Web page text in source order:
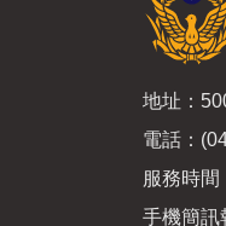
地址：
電話：
服務時間
手機簡訊